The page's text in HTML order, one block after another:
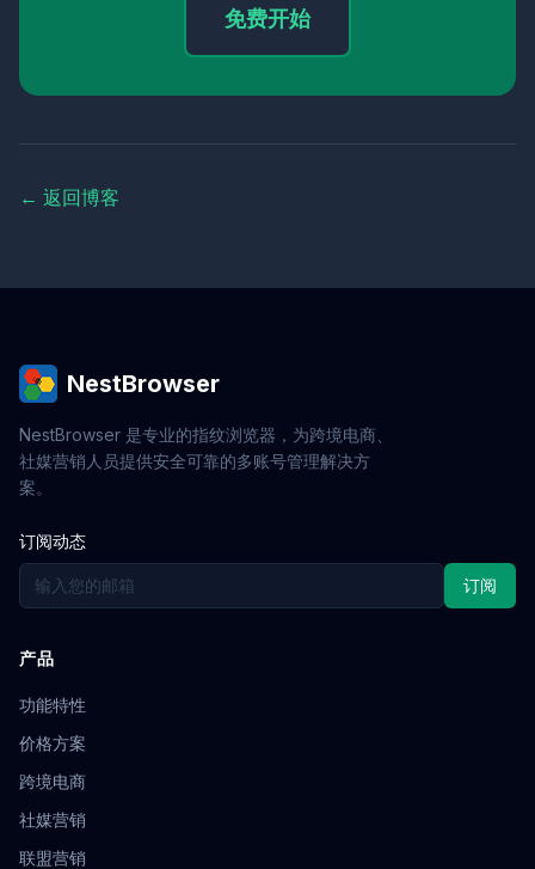
免费开始
← 返回博客
NestBrowser
NestBrowser 是专业的指纹浏览器，为跨境电商、
社媒营销人员提供安全可靠的多账号管理解决方
案。
订阅动态
订阅
产品
功能特性
价格方案
跨境电商
社媒营销
联盟营销